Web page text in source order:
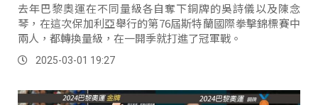
去年巴黎奧運在不同量級各自奪下銅牌的吳詩儀以及陳念
琴，在這次保加利亞舉行的第76屆斯特蘭國際拳擊錦標賽中
兩人，都轉換量級，在一開季就打進了冠軍戰。
2025-03-01 19:27